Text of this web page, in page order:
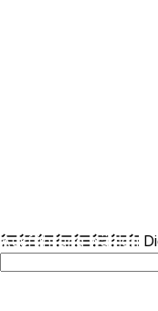
Ausführung wählen